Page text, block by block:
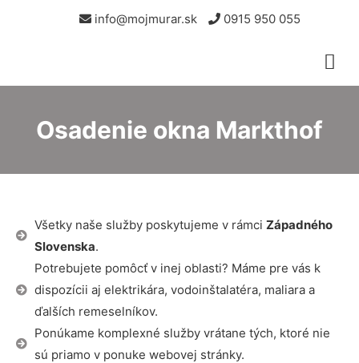
info@mojmurar.sk 0915 950 055
Osadenie okna Markthof
Všetky naše služby poskytujeme v rámci Západného
Slovenska.
Potrebujete pomôcť v inej oblasti? Máme pre vás k
dispozícii aj elektrikára, vodoinštalatéra, maliara a
ďalších remeselníkov.
Ponúkame komplexné služby vrátane tých, ktoré nie
sú priamo v ponuke webovej stránky.